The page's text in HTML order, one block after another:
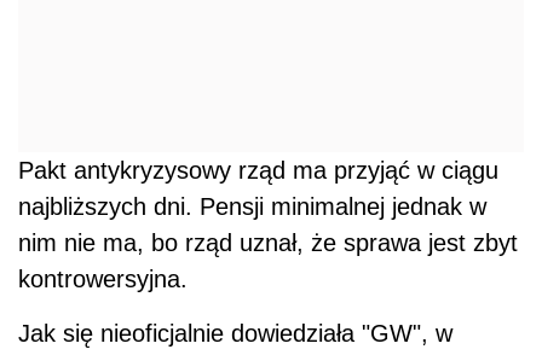
Pakt antykryzysowy rząd ma przyjąć w ciągu
najbliższych dni. Pensji minimalnej jednak w
nim nie ma, bo rząd uznał, że sprawa jest zbyt
kontrowersyjna.
Jak się nieoficjalnie dowiedziała "GW", w